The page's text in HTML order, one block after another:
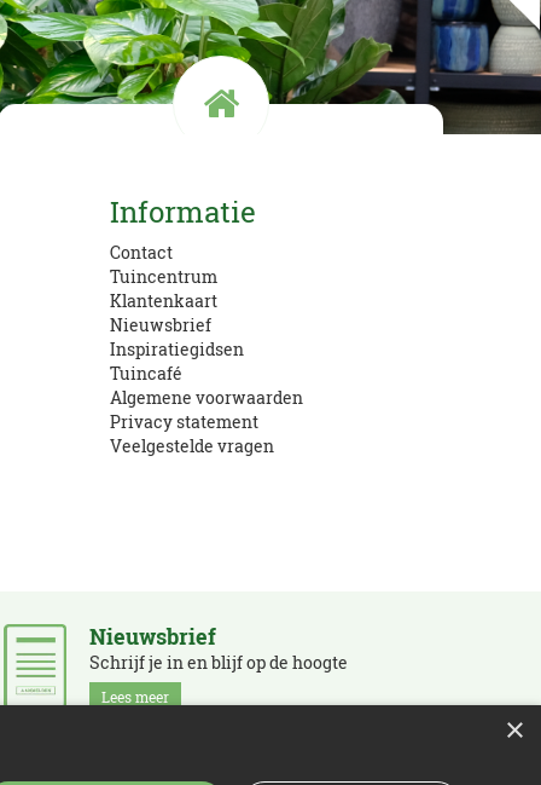
Openingstijden en route
Informatie
Contact
Tuincentrum
Klantenkaart
Nieuwsbrief
Inspiratiegidsen
Tuincafé
Algemene voorwaarden
Privacy statement
Veelgestelde vragen
Nieuwsbrief
Schrijf je in en blijf op de hoogte
Lees meer
×